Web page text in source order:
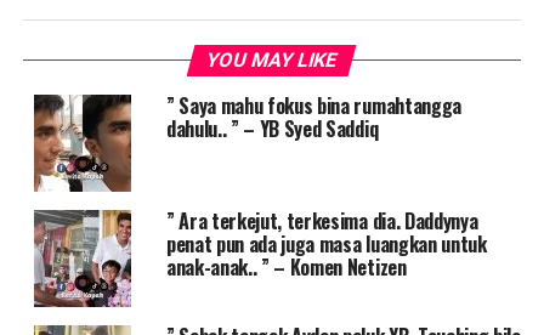
YOU MAY LIKE
” Saya mahu fokus bina rumahtangga
dahulu.. ” – YB Syed Saddiq
” Ara terkejut, terkesima dia. Daddynya
penat pun ada juga masa luangkan untuk
anak-anak.. ” – Komen Netizen